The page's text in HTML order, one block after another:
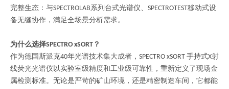
完整生态：与SPECTROLAB 系列台式光谱仪、 SPECTROTEST移动式设
备无缝协作，满足全场景分析需求。
为什么选择SPECTRO xSORT ？
作为德国斯派克40年光谱技术集大成者， SPECTRO xSORT 手持式X射
线荧光光谱仪以实验室级精度和工业级可靠性，重新定义了现场金
属检测标准。无论是严苛的矿山环境，还是精密制造车间，它都能